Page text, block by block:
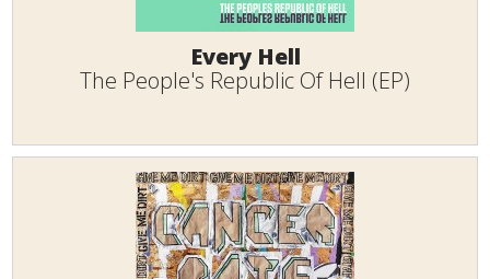
Every Hell
The People's Republic Of Hell (EP)